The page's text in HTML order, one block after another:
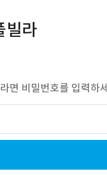
빌라
면 비밀번호를 입력하